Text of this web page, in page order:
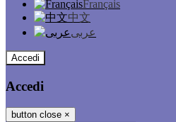
Français
中文
عربى
Accedi
Accedi
button close ×